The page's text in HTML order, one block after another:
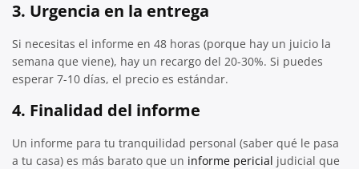
3. Urgencia en la entrega
Si necesitas el informe en 48 horas (porque hay un juicio la
semana que viene), hay un recargo del 20-30%. Si puedes
esperar 7-10 días, el precio es estándar.
4. Finalidad del informe
Un informe para tu tranquilidad personal (saber qué le pasa
a tu casa) es más barato que un informe pericial judicial que